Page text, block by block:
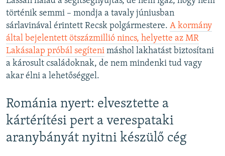
történik semmi – mondja a tavaly júniusban
sárlavinával érintett Recsk polgármestere. A kormány
által bejelentett ötszázmillió nincs, helyette az MR
Lakásalap próbál segíteni máshol lakhatást biztosítani
a károsult családoknak, de nem mindenki tud vagy
akar élni a lehetőséggel.
Románia nyert: elvesztette a
kártérítési pert a verespataki
aranybányát nyitni készülő cég